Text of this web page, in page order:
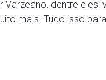
dentre
mais. Tudo isso